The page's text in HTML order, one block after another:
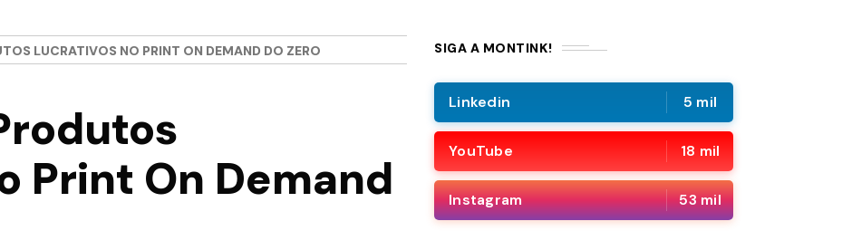
LUCRATIVOS NO PRINT ON DEMAND DO ZERO
Print On Demand
SIGA A MONTINK!
Linkedin 5 mil
YouTube 18 mil
Instagram 53 mil